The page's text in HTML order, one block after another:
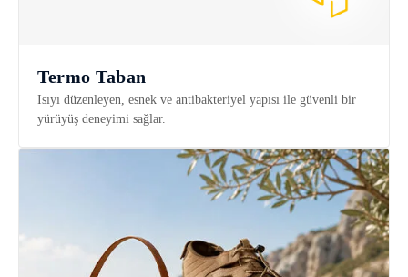
Termo Taban
Isıyı düzenleyen, esnek ve antibakteriyel yapısı ile güvenli bir
yürüyüş deneyimi sağlar.